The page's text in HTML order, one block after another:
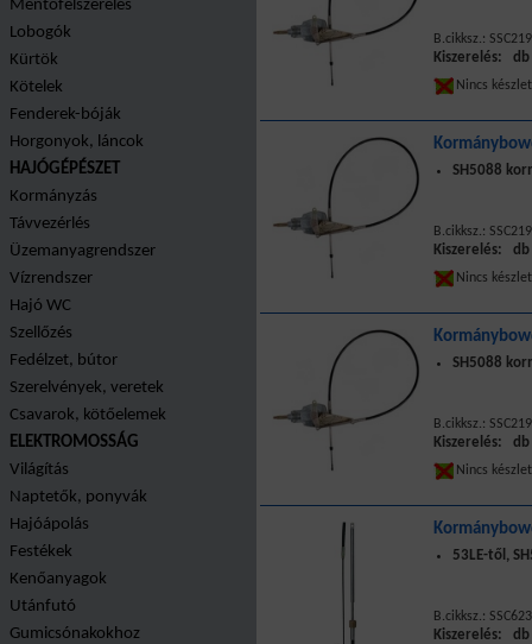
Mentőfelszerelés
Lobogók
Kürtök
Kötelek
Fenderek-bóják
Horgonyok, láncok
HAJÓGÉPÉSZET
Kormányzás
Távvezérlés
Üzemanyagrendszer
Vízrendszer
Hajó WC
Szellőzés
Fedélzet, bútor
Szerelvények, veretek
Csavarok, kötőelemek
ELEKTROMOSSÁG
Világítás
Naptetők, ponyvák
Hajóápolás
Festékek
Kenőanyagok
Utánfutó
Gumicsónakokhoz
B.cikksz.:
Kiszerelés: db
Nincs
SH5088
B.cikksz.:
Kiszerelés: db
Nincs
SH5088
B.cikksz.:
Kiszerelés: db
Nincs
53LE-től,
B.cikksz.:
Kiszerelés: db